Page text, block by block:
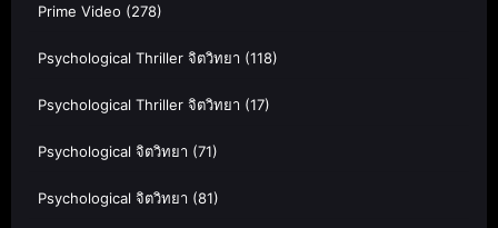
Prime Video (278)
Psychological Thriller จิตวิทยา (118)
Psychological Thriller จิตวิทยา (17)
Psychological จิตวิทยา (71)
Psychological จิตวิทยา (81)